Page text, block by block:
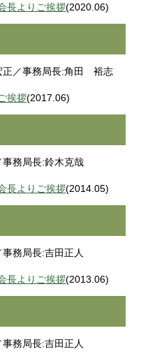
長よりご挨拶(2020.06)
／事務局長:角田 裕志
挨拶(2017.06)
務局長:鈴木克哉
長よりご挨拶(2014.05)
務局長:吉田正人
長よりご挨拶(2013.06)
務局長:吉田正人